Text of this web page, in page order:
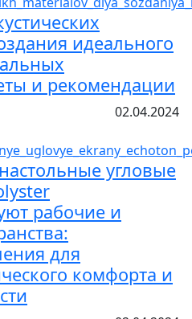
идеального
и рекомендации
02.04.2024
угловые
рабочие и
для
комфорта и